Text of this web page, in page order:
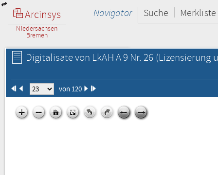
Arcinsys
Niedersachsen
Bremen
Navigator Suche Merkliste
Digitalisate von LkAH A 9 Nr. 26 (Lizensierung
von 120